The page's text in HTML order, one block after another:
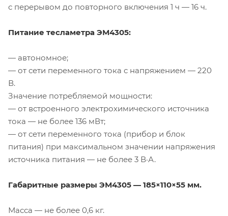
с перерывом до повторного включения 1 ч — 16 ч.
Питание тесламетра ЭМ4305:
— автономное;
— от сети переменного тока с напряжением — 220
В.
Значение потребляемой мощности:
— от встроенного электрохимического источника
тока — не более 136 мВт;
— от сети переменного тока (прибор и блок
питания) при максимальном значении напряжения
источника питания — не более 3 В·А.
Габаритные размеры ЭМ4305 — 185×110×55 мм.
Масса — не более 0,6 кг.